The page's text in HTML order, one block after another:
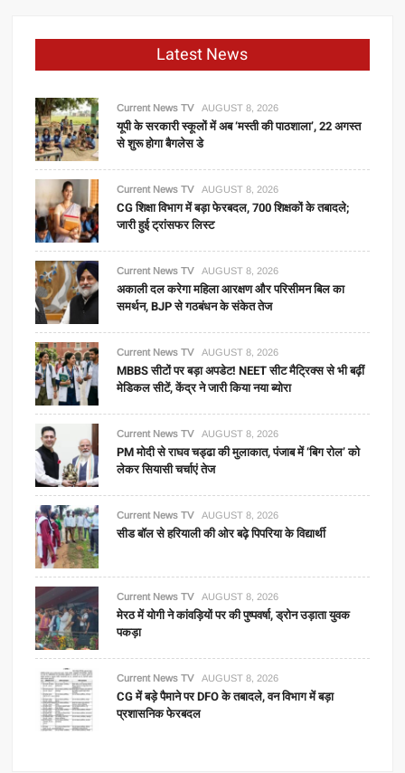
Latest News
Current News TV AUGUST 8, 2026
यूपी के सरकारी स्कूलों में अब ‘मस्ती की पाठशाला’, 22 अगस्त
से शुरू होगा बैगलेस डे
Current News TV AUGUST 8, 2026
CG शिक्षा विभाग में बड़ा फेरबदल, 700 शिक्षकों के तबादले;
जारी हुई ट्रांसफर लिस्ट
Current News TV AUGUST 8, 2026
अकाली दल करेगा महिला आरक्षण और परिसीमन बिल का
समर्थन, BJP से गठबंधन के संकेत तेज
Current News TV AUGUST 8, 2026
MBBS सीटों पर बड़ा अपडेट! NEET सीट मैट्रिक्स से भी बढ़ीं
मेडिकल सीटें, केंद्र ने जारी किया नया ब्योरा
Current News TV AUGUST 8, 2026
PM मोदी से राघव चड्ढा की मुलाकात, पंजाब में ‘बिग रोल’ को
लेकर सियासी चर्चाएं तेज
Current News TV AUGUST 8, 2026
सीड बॉल से हरियाली की ओर बढ़े पिपरिया के विद्यार्थी
Current News TV AUGUST 8, 2026
मेरठ में योगी ने कांवड़ियों पर की पुष्पवर्षा, ड्रोन उड़ाता युवक
पकड़ा
Current News TV AUGUST 8, 2026
CG में बड़े पैमाने पर DFO के तबादले, वन विभाग में बड़ा
प्रशासनिक फेरबदल